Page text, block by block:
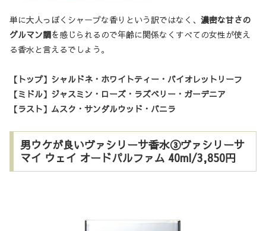
単に大人っぽくシャープな香りという訳ではなく、 濃密な甘さの
グルマン調を感じられるので年齢に関係なくすべての女性が使え
る香水と言えるでしょう。
【トップ】シャルドネ・ホワイトティー・バイオレットリーフ
【ミドル】ジャスミン・ローズ・ラズベリー・ガーデニア
【ラスト】ムスク・サンダルウッド・バニラ
男ウケが良いヴァシリーサ香水③ヴァシリーサ
マイ ウェイ オードパルファム 40ml/3,850円